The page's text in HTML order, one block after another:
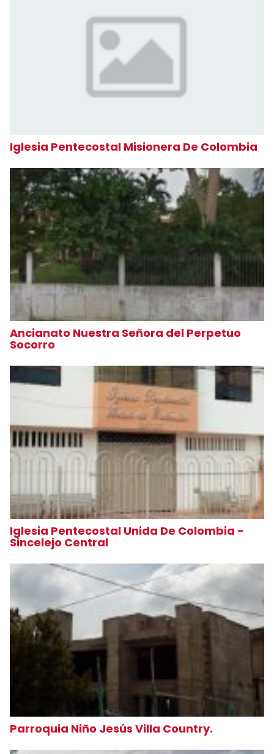
Iglesia Pentecostal Misionera De Colombia
Ancianato Nuestra Señora del Perpetuo
Socorro
Iglesia Pentecostal Unida De Colombia -
Sincelejo Central
Parroquia Niño Jesús Villa Country.